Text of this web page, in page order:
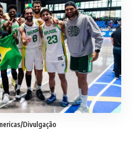
Divulgação